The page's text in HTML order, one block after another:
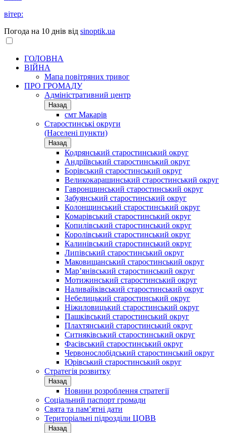
вітер:
Погода на 10 днів від sinoptik.ua
ГОЛОВНА
ВІЙНА
Мапа повітряних тривог
ПРО ГРОМАДУ
Aдміністративний центр
Назад
смт Макарів
Старостинські округи
(Населені пункти)
Назад
Кодрянський старостинський округ
Андріївський старостинський округ
Борівський старостинський округ
Великокарашинський старостинський округ
Гавронщинський старостинський округ
Забуянський старостинський округ
Колонщинський старостинський округ
Комарівський старостинський округ
Копилівський старостинський округ
Королівський старостинський округ
Калинівський старостинський округ
Липівський старостинський округ
Маковищанський старостинський округ
Мар’янівський старостинський округ
Мотижинський старостинський округ
Наливайківський старостинський округ
Небелицький старостинський округ
Ніжиловицький старостинський округ
Пашківський старостинський округ
Плахтянський старостинський округ
Ситняківський старостинський округ
Фасівський старостинський округ
Червонослобідський старостинський округ
Юрівський старостинський округ
Стратегія розвитку
Назад
Новини розроблення стратегії
Соціальний паспорт громади
Свята та пам’ятні дати
Територіальні підрозділи ЦОВВ
Назад